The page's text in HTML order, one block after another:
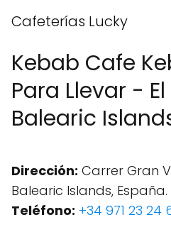
Cafeterías Lucky
Kebab Cafe
Para Llevar - El
Balearic
Dirección: Carrer Gran
Balearic Islands, España.
Teléfono: +34 971 23 24